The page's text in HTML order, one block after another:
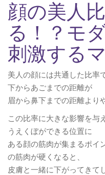
顔の美人
る！？モ
刺激する
美人の顔には共通した比率
下からあごまでの距離が
眉から鼻下までの距離より
この比率に大きな影響を与
うえくぼができる位置に
ある顔の筋肉が集まるポイ
の筋肉が硬くなると、
皮膚と一緒に下がってきて